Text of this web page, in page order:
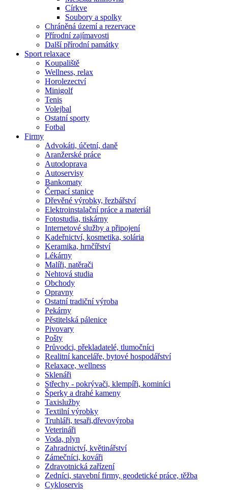
Církve
Soubory a spolky
Chráněná území a rezervace
Přírodní zajímavosti
Další přírodní památky
Sport relaxace
Koupaliště
Wellness, relax
Horolezectví
Minigolf
Tenis
Volejbal
Ostatní sporty
Fotbal
Firmy
Advokáti, účetní, daně
Aranžerské práce
Autodoprava
Autoservisy
Bankomaty
Čerpací stanice
Dřevěné výrobky, řezbářství
Elektroinstalační práce a materiál
Fotostudia, tiskárny
Internetové služby a připojení
Kadeřnictví, kosmetika, solária
Keramika, hrnčířství
Lékárny
Malíři, natěrači
Nehtová studia
Obchody
Opravny
Ostatní tradiční výroba
Pekárny
Pěstitelská pálenice
Pivovary
Pošty
Průvodci, překladatelé, tlumočníci
Realitní kanceláře, bytové hospodářství
Relaxace, wellness
Sklenáři
Střechy - pokrývači, klempíři, kominíci
Šperky a drahé kameny
Taxislužby
Textilní výrobky
Truhláři, tesaři,dřevovýroba
Veterináři
Voda, plyn
Zahradnictví, květinářství
Zámečníci, kováři
Zdravotnická zařízení
Zedníci, stavební firmy, geodetické práce, těžba
Cykloservis